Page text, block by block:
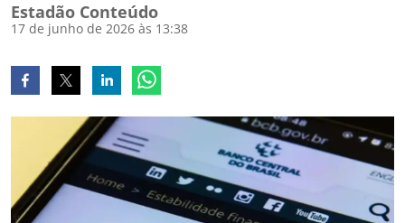
Estadão Conteúdo
17 de junho de 2026 às 13:38